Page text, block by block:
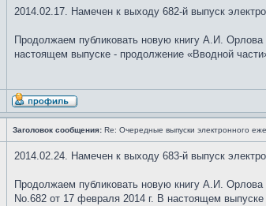
2014.02.17. Намечен к выходу 682-й выпуск
Продолжаем публиковать новую книгу А.И.
настоящем выпуске - продолжение «Вводной
Заголовок сообщения: Re: Очередные выпуски электронного
2014.02.24. Намечен к выходу 683-й выпуск
Продолжаем публиковать новую книгу А.И.
No.682 от 17 февраля 2014 г. В настоящем